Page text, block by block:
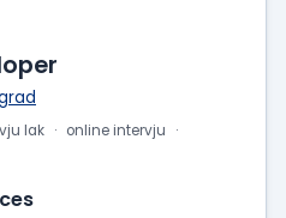
lak
online intervju